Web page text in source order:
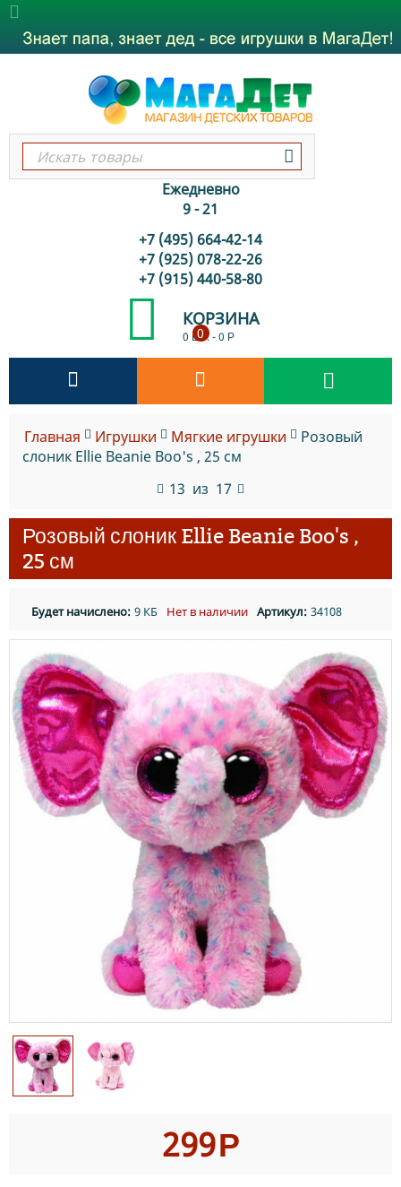
Ежедневно
9 - 21
+7 (495) 664-42-14
+7 (925) 078-22-26
+7 (915) 440-58-80
КОРЗИНА
0 шт.-0 Р
0
Главная Игрушки Мягкие игрушки
Розовый
слоник Ellie Beanie Boo's , 25 см
13 из 17
Розовый слоник Ellie Beanie Boo's ,
25 см
Будет начислено: 9 КБ Нет в наличии Артикул: 34108
299Р